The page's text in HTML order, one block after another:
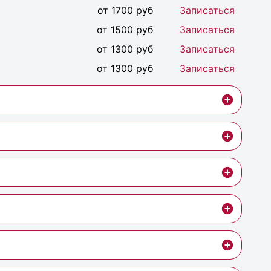
от 1700 руб
Записаться
от 1500 руб
Записаться
от 1300 руб
Записаться
от 1300 руб
Записаться